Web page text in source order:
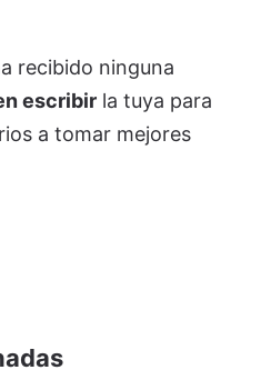
recibido ninguna
escribir la tuya para
a tomar mejores